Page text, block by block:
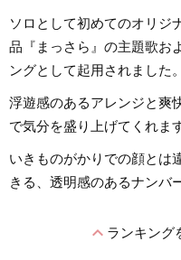
ソロとして初めてのオリジ
品『まっさら』の主題歌お
ングとして起用されました。
浮遊感のあるアレンジと爽
で気分を盛り上げてくれま
いきものがかりでの顔とは
きる、透明感のあるナンバ
expand_lessランキング